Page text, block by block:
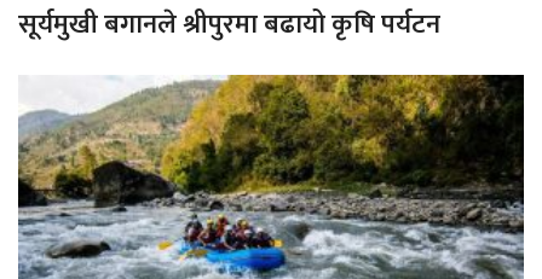
सूर्यमुखी बगानले श्रीपुरमा बढायो कृषि पर्यटन